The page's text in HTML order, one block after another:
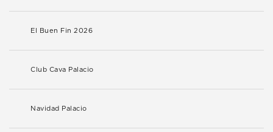
El Buen Fin 2026
Club Cava Palacio
Navidad Palacio